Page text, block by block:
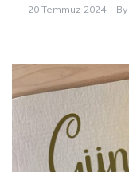
20 Temmuz 2024 By